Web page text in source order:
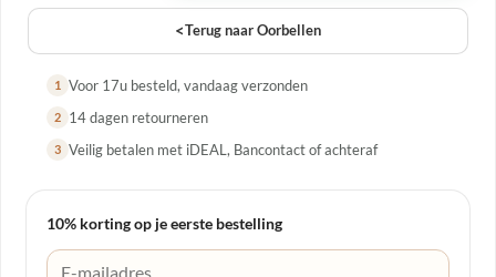
<Terug naar Oorbellen
1 Voor 17u besteld, vandaag verzonden
2 14 dagen retourneren
3 Veilig betalen met iDEAL, Bancontact of achteraf
10% korting op je eerste bestelling